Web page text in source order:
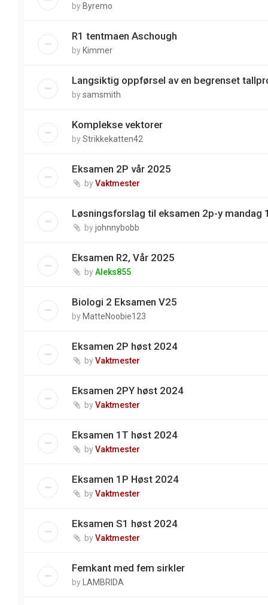
by Byremo
R1 tentmaen Aschough
by Kimmer
Langsiktig oppførsel av en begrenset
bysamsmith
Komplekse vektorer
byStrikkekatten42
Eksamen 2P vår 2025
byVaktmester
Løsningsforslag til eksamen 2p-y mandag
byjohnnybobb
Eksamen R2, Vår 2025
byAleks855
Biologi 2 Eksamen V25
by MatteNoobie123
Eksamen 2P høst 2024
byVaktmester
Eksamen 2PY høst 2024
byVaktmester
Eksamen 1T høst 2024
byVaktmester
Eksamen 1P Høst 2024
byVaktmester
Eksamen S1 høst 2024
byVaktmester
Femkant med fem sirkler
by LAMBRIDA